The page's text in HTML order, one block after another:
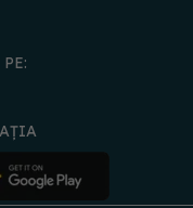
Contact